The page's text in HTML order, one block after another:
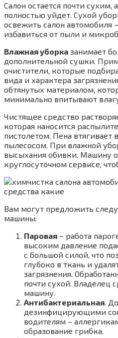
Салон остается почти сухим,
полностью уйдет. Сухой
освежить салон автомобиля
избавиться от пыли и
Влажная уборка занимает
дополнительной сушки.
очистители, которые
вида и характера
обтянутых материалом,
минимально впитывают
Чистящее средство
которая наносится
пистолетом. Пена втягивает
пылесосом. При влажной
высыхания обивки. Машину
круглосуточном сервисе,
Вам могут предложить
машины:
Паровая – работа
высоким давление
с большой силой, что
глубоко в ткань и
загрязнения.
почти сухой. Владелец
машину.
Антибактериальная.
дезинфицирующими
водителям –
образование грибка.